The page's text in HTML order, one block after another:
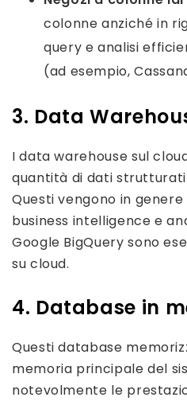
colonne anziché in
query e analisi
(ad esempio,
3. Data
I data warehouse sul
quantità di dati
Questi vengono in
business intelligence e
Google BigQuery sono
su cloud.
4. Database in
Questi database
memoria principale del
notevolmente le